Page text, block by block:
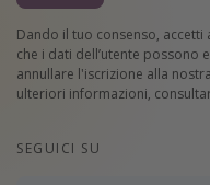
Dando il tuo consenso, accetti
che i dati dell’utente possono
annullare l'iscrizione alla
ulteriori informazioni,
SEGUICI SU